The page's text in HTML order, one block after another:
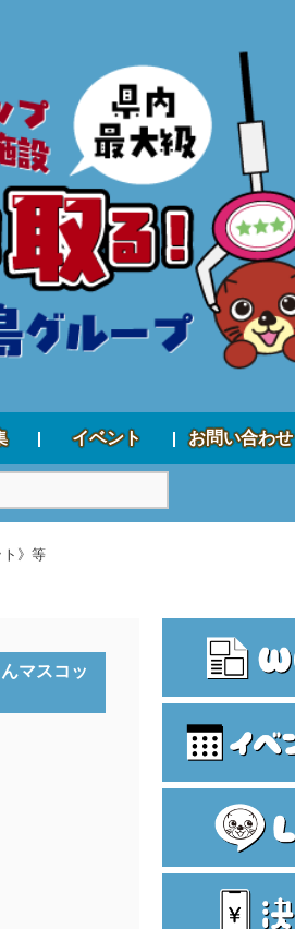
イベント お問い合わせ
ト》等
マスコッ